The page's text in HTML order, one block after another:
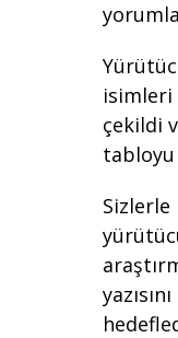
isimleri
çekildi
tabloyu
Sizlerle